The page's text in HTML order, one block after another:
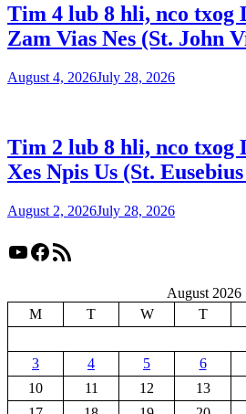
Tim 4 lub 8 hli, nco txog
Zam Vias Nes (St. John
August 4, 2026July 28, 2026
Tim 2 lub 8 hli, nco txog
Xes Npis Us (St.
August 2, 2026July 28, 2026
YouTube
Facebook
RSS Feed
August 2026
M
T W T
3
4 5 6
10
11 12 13